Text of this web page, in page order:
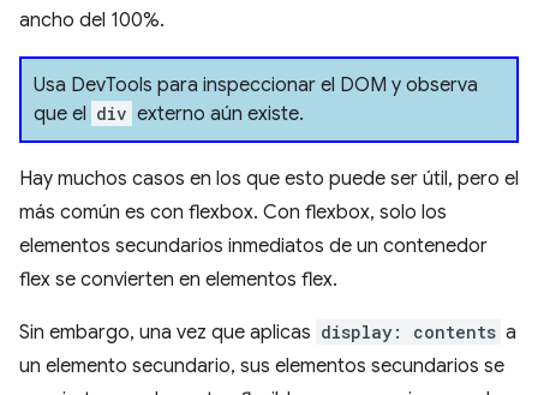
ancho del 100%.
Usa DevTools para inspeccionar el DOM y observa
que el div externo aún existe.
Hay muchos casos en los que esto puede ser útil, pero el
más común es con flexbox. Con flexbox, solo los
elementos secundarios inmediatos de un contenedor
flex se convierten en elementos flex.
Sin embargo, una vez que aplicas display: contents a
un elemento secundario, sus elementos secundarios se